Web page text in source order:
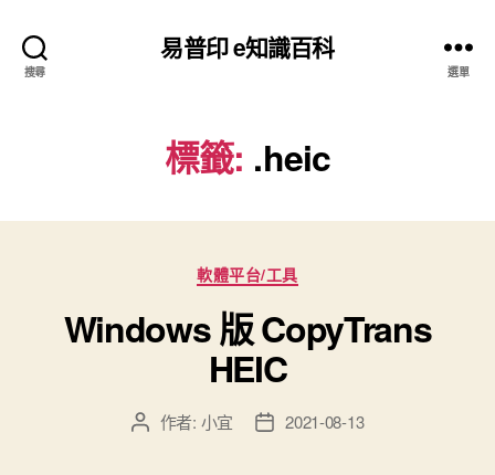
搜尋
易普印 e知識百科
選單
標籤: .heic
分
類
軟體平台/工具
Windows 版 CopyTrans
HEIC
文 作者: 小宜
文 2021-08-13